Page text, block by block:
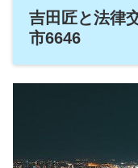
吉田匠と法律
市6646